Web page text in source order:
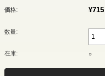
価格: ¥715
数量:
在庫: ○